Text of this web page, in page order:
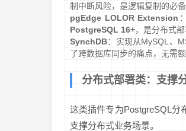
制中断风险，是逻辑复制的必备
pgEdge LOLOR Extension
PostgreSQL 16+，是分布式
SynchDB：实现从MySQL、
了跨数据库同步的痛点，无需额
分布式部署类：支撑
这类插件专为PostgreSQL分
支撑分布式业务场景。